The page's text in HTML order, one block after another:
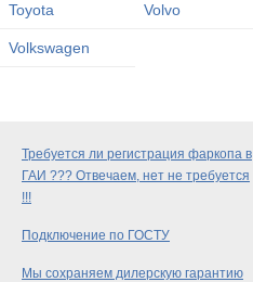
Toyota Volvo
Volkswagen
Требуется ли регистрация фаркопа в
ГАИ ??? Отвечаем, нет не требуется
!!!
Подключение по ГОСТУ
Мы сохраняем дилерскую гарантию